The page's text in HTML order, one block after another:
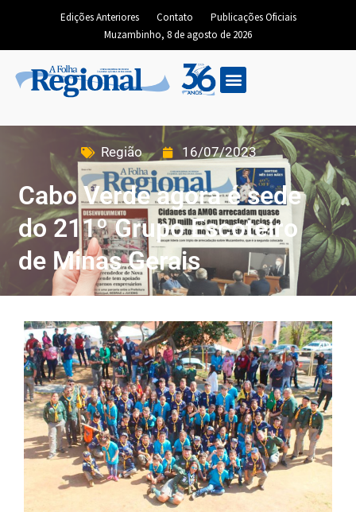
Edições Anteriores Contato
Publicações Oficiais
Muzambinho, 8 de agosto de 2026
Região 16/07/2023
Cabo Verde agora é sede
do 211º Grupo Escoteiro
de Minas Gerais